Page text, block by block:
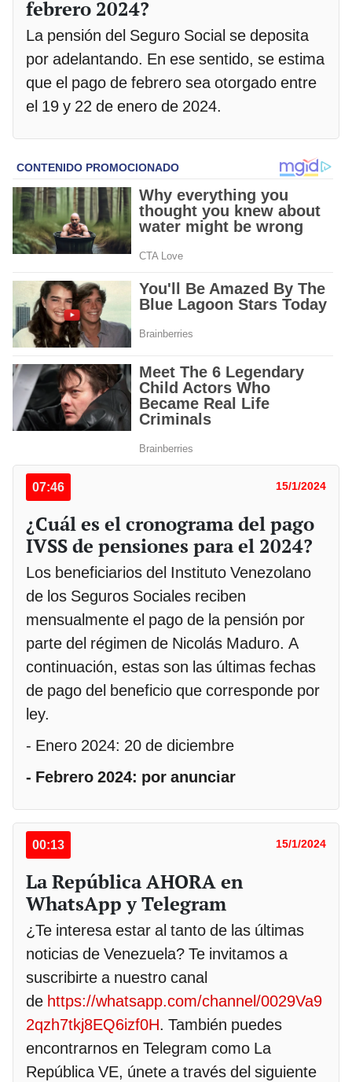
febrero 2024?
La pensión del Seguro Social se deposita
por adelantando. En ese sentido, se estima
que el pago de febrero sea otorgado entre
el 19 y 22 de enero de 2024.
07:46 15/1/2024
¿Cuál es el cronograma del pago
IVSS de pensiones para el 2024?
Los beneficiarios del Instituto Venezolano
de los Seguros Sociales reciben
mensualmente el pago de la pensión por
parte del régimen de Nicolás Maduro. A
continuación, estas son las últimas fechas
de pago del beneficio que corresponde por
ley.
- Enero 2024: 20 de diciembre
- Febrero 2024: por anunciar
00:13 15/1/2024
La República AHORA en
WhatsApp y Telegram
¿Te interesa estar al tanto de las últimas
noticias de Venezuela? Te invitamos a
suscribirte a nuestro canal
de https://whatsapp.com/channel/0029Va9
2qzh7tkj8EQ6izf0H. También puedes
encontrarnos en Telegram como La
República VE, únete a través del siguiente